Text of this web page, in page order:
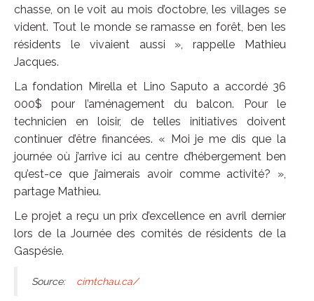
chasse, on le voit au mois d’octobre, les villages se
vident. Tout le monde se ramasse en forêt, ben les
résidents le vivaient aussi », rappelle Mathieu
Jacques.
La fondation Mirella et Lino Saputo a accordé 36
000$ pour l’aménagement du balcon. Pour le
technicien en loisir, de telles initiatives doivent
continuer d’être financées. « Moi je me dis que la
journée où j’arrive ici au centre d’hébergement ben
qu’est-ce que j’aimerais avoir comme activité? »,
partage Mathieu.
Le projet a reçu un prix d’excellence en avril dernier
lors de la Journée des comités de résidents de la
Gaspésie.
Source: cimtchau.ca/